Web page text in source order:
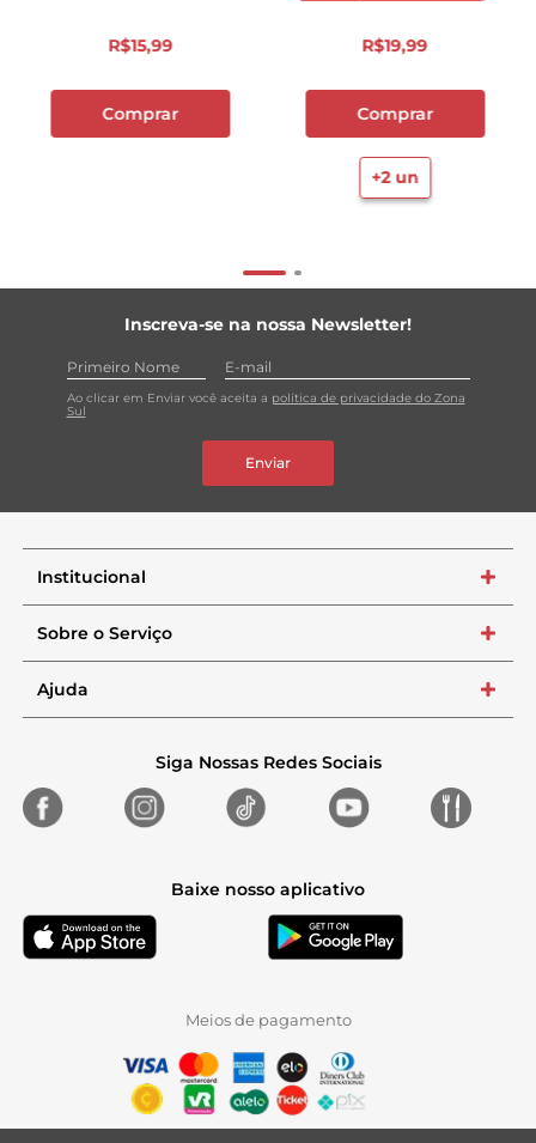
R$15,99
Comprar
R$19,99
Comprar
+2un
Inscreva-se na nossa Newsletter!
Ao clicar em Enviar você aceita a política de privacidade do Zona
Sul
Enviar
Institucional +
Sobre o Serviço +
Ajuda +
Siga Nossas Redes Sociais
Baixe nosso aplicativo
Meios de pagamento